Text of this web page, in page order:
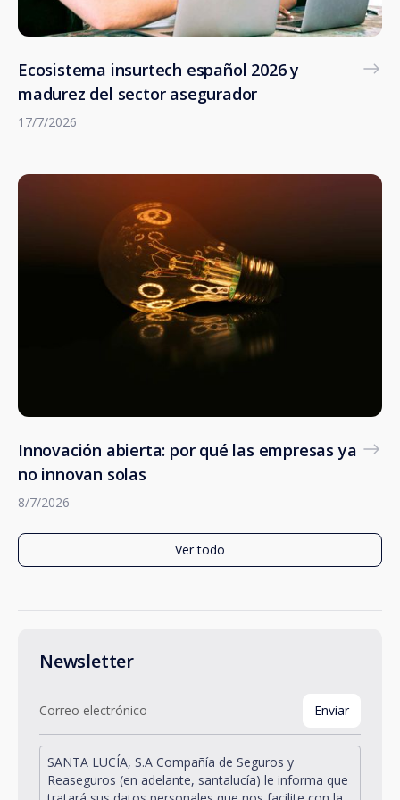
Ecosistema insurtech español 2026 y
madurez del sector asegurador
17/7/2026
Innovación abierta: por qué las empresas ya
no innovan solas
8/7/2026
Ver todo
Newsletter
SANTA LUCÍA, S.A Compañía de Seguros y
Reaseguros (en adelante, santalucía) le informa que